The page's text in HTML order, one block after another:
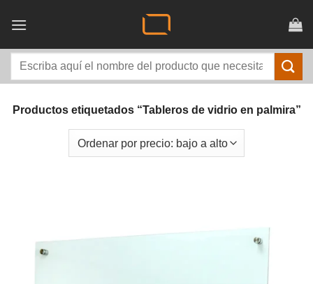
Buscar
Productos etiquetados “Tableros de vidrio en palmira”